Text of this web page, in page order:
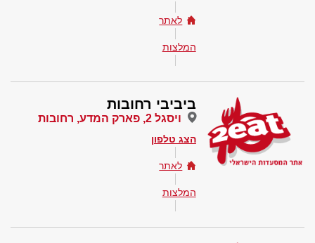
לאתר
המלצות
ביביבי רחובות
ויסגל 2, פארק המדע, רחובות
הצג טלפון
לאתר
המלצות